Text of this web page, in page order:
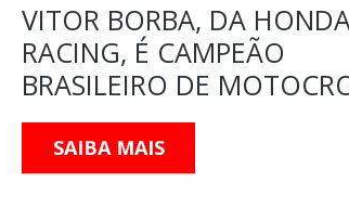
VITOR BORBA, DA
RACING, É CAMPEÃO
BRASILEIRO DE
SAIBA MAIS